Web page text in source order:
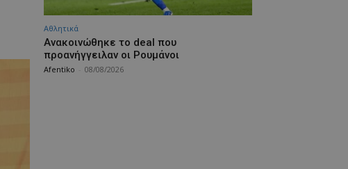
Αθλητικά
Aνακοινώθηκε το deal που
προανήγγειλαν οι Ρουμάνοι
Afentiko 08/08/2026